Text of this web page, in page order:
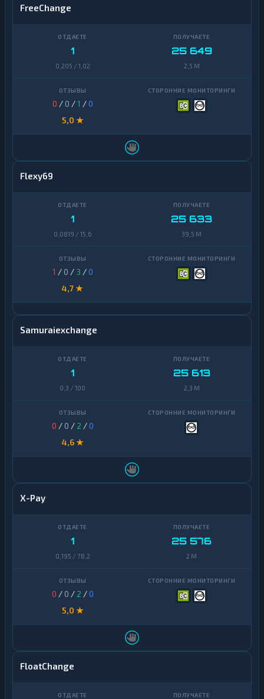
FreeChange
1
0,205 / 1,02
25 649
2,5 M
0 / 0 /1 /0
5,0 ★
Flexy69
1
0,0819 / 15,6
25 633
39,5 M
1 / 0 / 3 /0
4,7 ★
Samuraiexchange
1
0,3 / 100
25 613
2,3 M
0 / 0 / 2 /0
4,6 ★
X-Pay
1
0,195 / 78,2
25 576
2 M
0 / 0 / 2 /0
5,0 ★
FloatChange